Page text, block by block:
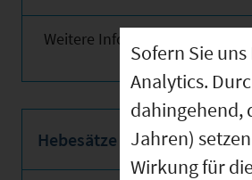
Weitere Informationen finden
Hebesätze
Sofern Sie
Analytics.
dahingehend,
Jahren)
Wirkung für